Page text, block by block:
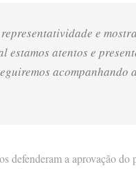
e
estamos atentos e
defenderam a aprovação